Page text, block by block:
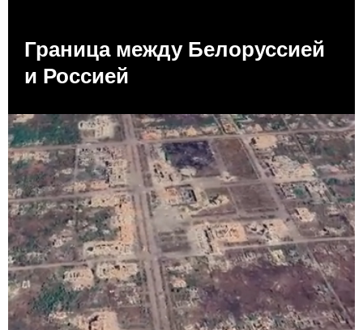
Граница между Белоруссией
и Россией